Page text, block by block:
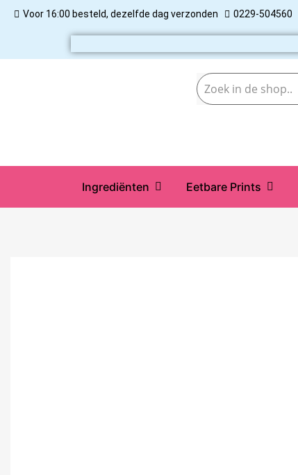
Voor 16:00 besteld, dezelfde dag verzonden 0229-504560
Ingrediënten Eetbare Prints